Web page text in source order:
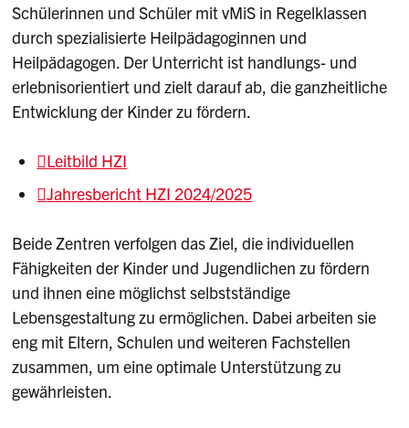
Schülerinnen und Schüler mit vMiS in Regelklassen
durch spezialisierte Heilpädagoginnen und
Heilpädagogen. Der Unterricht ist handlungs- und
erlebnisorientiert und zielt darauf ab, die ganzheitliche
Entwicklung der Kinder zu fördern.
Leitbild HZI
Jahresbericht HZI 2024/2025
Beide Zentren verfolgen das Ziel, die individuellen
Fähigkeiten der Kinder und Jugendlichen zu fördern
und ihnen eine möglichst selbstständige
Lebensgestaltung zu ermöglichen. Dabei arbeiten sie
eng mit Eltern, Schulen und weiteren Fachstellen
zusammen, um eine optimale Unterstützung zu
gewährleisten.